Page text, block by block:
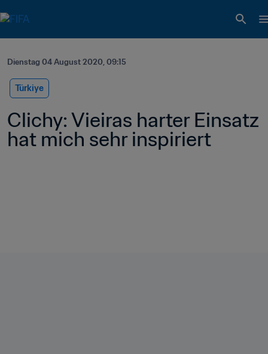
Dienstag 04 August 2020, 09:15
Türkiye
Clichy: Vieiras harter Einsatz
hat mich sehr inspiriert